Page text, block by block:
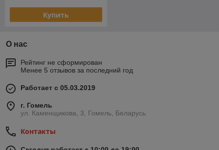
Купить
О нас
Рейтинг не сформирован
Менее 5 отзывов за последний год
Работает с 05.03.2019
г. Гомель
ул. Каменщикова, 3, Гомель, Беларусь
Контакты